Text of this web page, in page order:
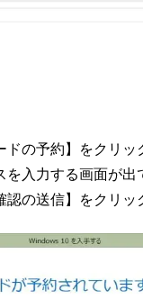
ドの予約】をクリッ
を入力する画面が出
の送信】をクリッ